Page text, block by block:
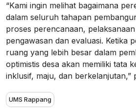
“Kami ingin melihat bagaimana
dalam seluruh tahapan
proses perencanaan,
pengawasan dan evaluasi. Ketika
ruang yang lebih besar dalam
optimistis desa akan memiliki tata
inklusif, maju, dan berkelanjutan,”
UMS Rappang